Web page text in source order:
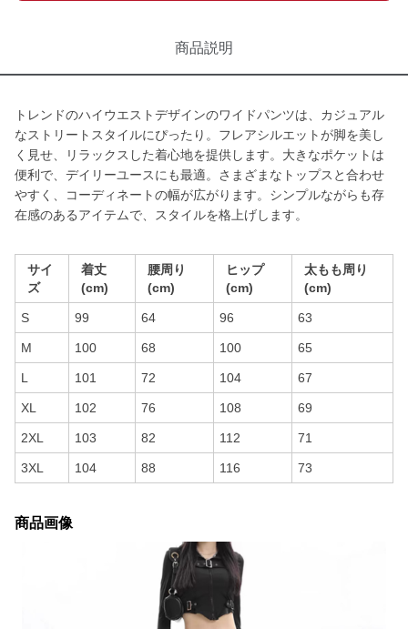
商品説明
トレンドのハイウエストデザインのワイドパンツは、カジュアル
なストリートスタイルにぴったり。フレアシルエットが脚を美し
く見せ、リラックスした着心地を提供します。大きなポケットは
便利で、デイリーユースにも最適。さまざまなトップスと合わせ
やすく、コーディネートの幅が広がります。シンプルながらも存
在感のあるアイテムで、スタイルを格上げします。
サイ
ズ
着丈
(cm)
腰周り
(cm)
ヒップ
(cm)
太もも周り
(cm)
S 99 64 96 63
M 100 68 100 65
L 101 72 104 67
XL 102 76 108 69
2XL 103 82 112 71
3XL 104 88 116 73
商品画像